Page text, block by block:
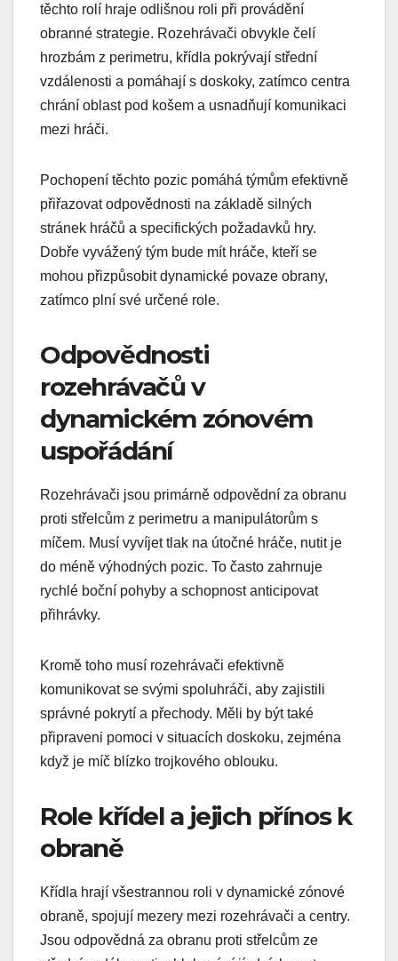
těchto rolí hraje odlišnou roli při provádění
obranné strategie. Rozehrávači obvykle čelí
hrozbám z perimetru, křídla pokrývají střední
vzdálenosti a pomáhají s doskoky, zatímco centra
chrání oblast pod košem a usnadňují komunikaci
mezi hráči.
Pochopení těchto pozic pomáhá týmům efektivně
přiřazovat odpovědnosti na základě silných
stránek hráčů a specifických požadavků hry.
Dobře vyvážený tým bude mít hráče, kteří se
mohou přizpůsobit dynamické povaze obrany,
zatímco plní své určené role.
Odpovědnosti
rozehrávačů v
dynamickém zónovém
uspořádání
Rozehrávači jsou primárně odpovědní za obranu
proti střelcům z perimetru a manipulátorům s
míčem. Musí vyvíjet tlak na útočné hráče, nutit je
do méně výhodných pozic. To často zahrnuje
rychlé boční pohyby a schopnost anticipovat
přihrávky.
Kromě toho musí rozehrávači efektivně
komunikovat se svými spoluhráči, aby zajistili
správné pokrytí a přechody. Měli by být také
připraveni pomoci v situacích doskoku, zejména
když je míč blízko trojkového oblouku.
Role křídel a jejich přínos k
obraně
Křídla hrají všestrannou roli v dynamické zónové
obraně, spojují mezery mezi rozehrávači a centry.
Jsou odpovědná za obranu proti střelcům ze